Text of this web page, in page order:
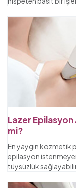
Lazer
mi?
En yaygın kozmetik
epilasyon
tüysüzlük